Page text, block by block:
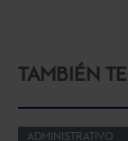
TAMBIÉN
ADMINISTRATIVO